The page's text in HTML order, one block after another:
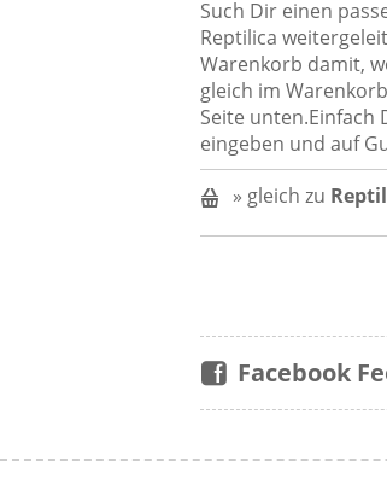
Such Dir einen
Reptilica
Warenkorb damit,
gleich im
Seite unten.Einfach
eingeben und auf
» gleich zu
Facebook